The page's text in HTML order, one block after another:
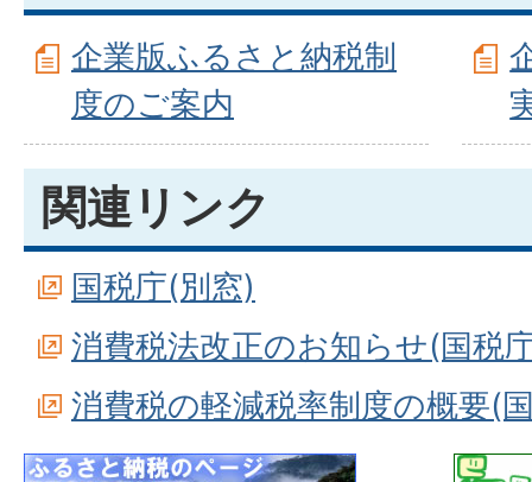
企業版ふるさと納税制
度のご案内
関連リンク
国税庁(別窓)
消費税法改正のお知らせ(国税
消費税の軽減税率制度の概要(